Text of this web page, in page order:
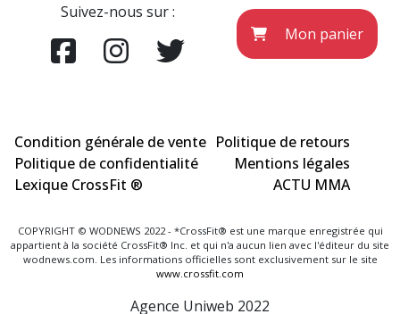
Suivez-nous sur :
Mon panier
Condition générale de vente Politique de retours
Politique de confidentialité
Mentions légales
Lexique CrossFit ®
ACTU MMA
COPYRIGHT © WODNEWS 2022 - *CrossFit® est une marque enregistrée qui
appartient à la société CrossFit® Inc. et qui n'a aucun lien avec l'éditeur du site
wodnews.com. Les informations officielles sont exclusivement sur le site
www.crossfit.com
Agence Uniweb 2022